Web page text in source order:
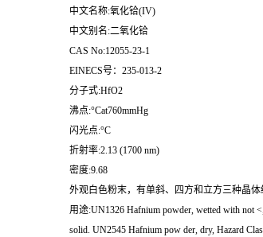
中文名称:氧化铪(IV)
中文别名:二氧化铪
CAS No:12055-23-1
EINECS号：235-013-2
分子式:HfO2
沸点:°Cat760mmHg
闪光点:°C
折射率:2.13 (1700 nm)
密度:9.68
外观白色粉末，有单斜、四方和立方三种晶
用途:UN1326 Hafnium powder, wetted with not
solid. UN2545 Hafnium pow der, dry, Hazard